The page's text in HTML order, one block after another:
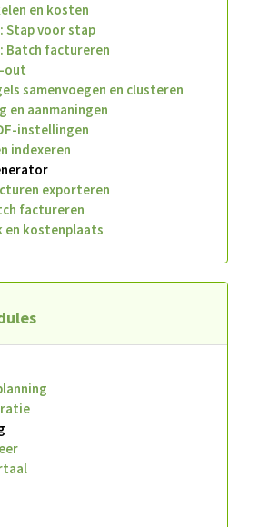
en kosten
Stap voor stap
Batch factureren
out
samenvoegen en clusteren
en aanmaningen
instellingen
indexeren
exporteren
factureren
en kostenplaats